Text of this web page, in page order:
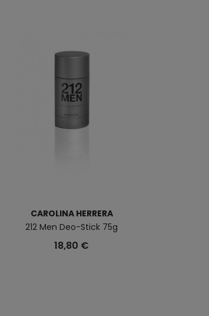
CAROLINA HERRERA
212 Men Deo-Stick 75g
18,80 €